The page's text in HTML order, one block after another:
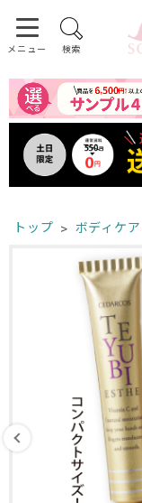
メニュー 検索
トップ ボディケア